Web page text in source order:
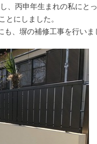
、丙申年生まれの私にと
にしました。
、塀の補修工事を行いま